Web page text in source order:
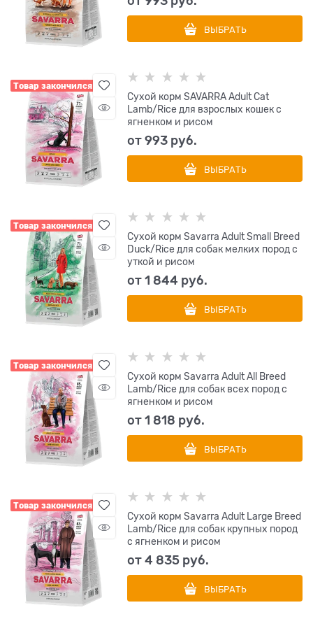
ВЫБРАТЬ
Товар закончился
Сухой корм SAVARRA Adult Cat
Lamb/Rice для взрослых кошек с
ягненком и рисом
от993 руб.
ВЫБРАТЬ
Товар закончился
Сухой корм Savarra Adult Small Breed
Duck/Rice для собак мелких пород с
уткой и рисом
от1 844 руб.
ВЫБРАТЬ
Товар закончился
Сухой корм Savarra Adult All Breed
Lamb/Rice для собак всех пород с
ягненком и рисом
от1 818 руб.
ВЫБРАТЬ
Товар закончился
Сухой корм Savarra Adult Large Breed
Lamb/Rice для собак крупных пород
с ягненком и рисом
от4 835 руб.
ВЫБРАТЬ